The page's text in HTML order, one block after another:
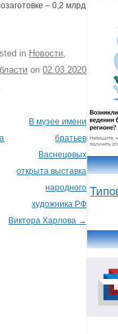
– 0,2 млрд
in Новости
on02.03.2020
В музее имени
братьев
Васнецовых
открыта выставка
народного
художника РФ
Виктора Харлова →